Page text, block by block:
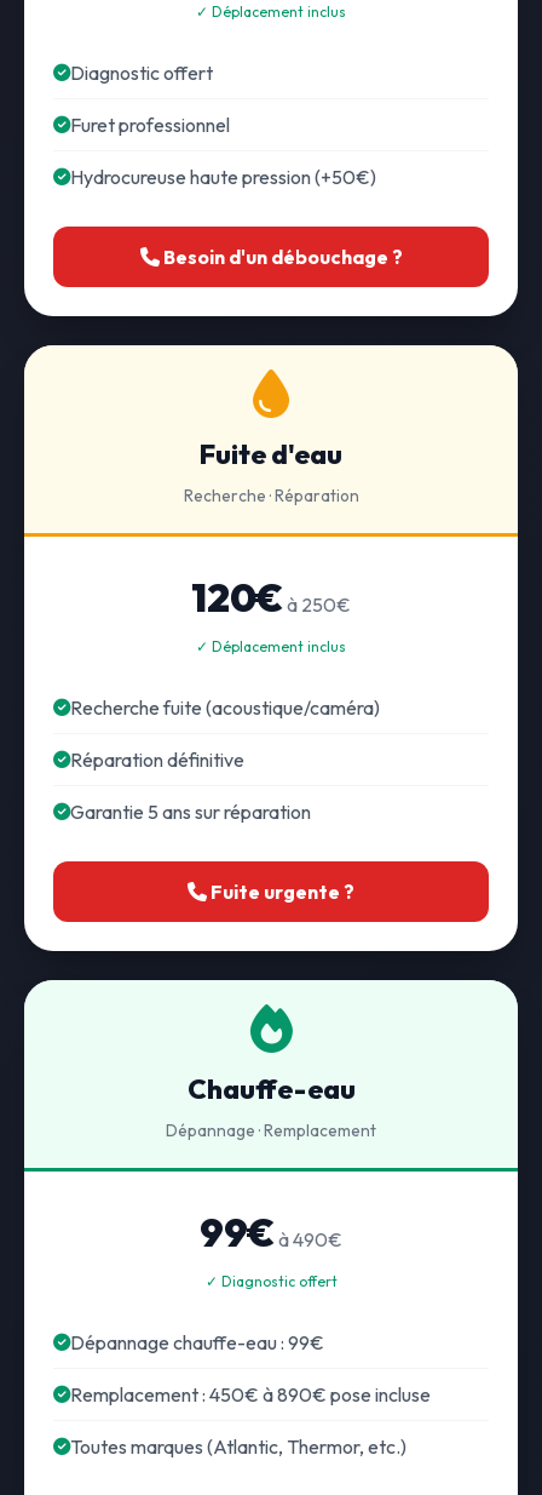
✓ Déplacement inclus
Diagnostic offert
Furet professionnel
Hydrocureuse haute pression (+50€)
Besoin d'un débouchage ?
Fuite d'eau
Recherche · Réparation
120€ à 250€
✓ Déplacement inclus
Recherche fuite (acoustique/caméra)
Réparation définitive
Garantie 5 ans sur réparation
Fuite urgente ?
Chauffe-eau
Dépannage · Remplacement
99€ à 490€
✓ Diagnostic offert
Dépannage chauffe-eau : 99€
Remplacement : 450€ à 890€ pose incluse
Toutes marques (Atlantic, Thermor, etc.)